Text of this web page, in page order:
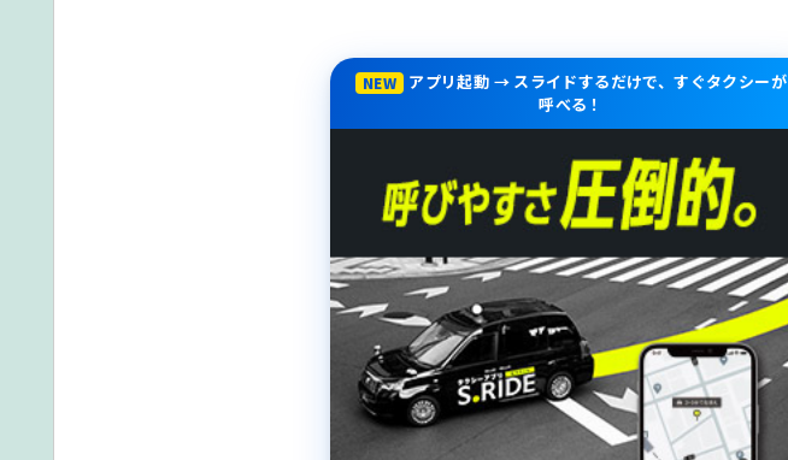
NEW
アプリ起動 → スライドするだけで、すぐタクシーが
呼べる！